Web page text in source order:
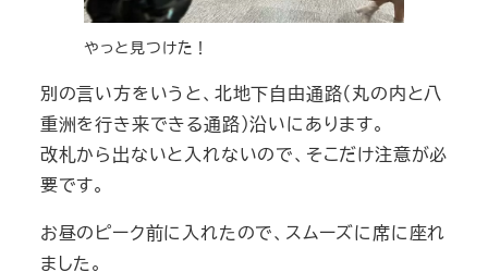
やっと見つけた！
別の言い方をいうと、北地下自由通路（丸の内と八
重洲を行き来できる通路）沿いにあります。
改札から出ないと入れないので、そこだけ注意が必
要です。
お昼のピーク前に入れたので、スムーズに席に座れ
ました。